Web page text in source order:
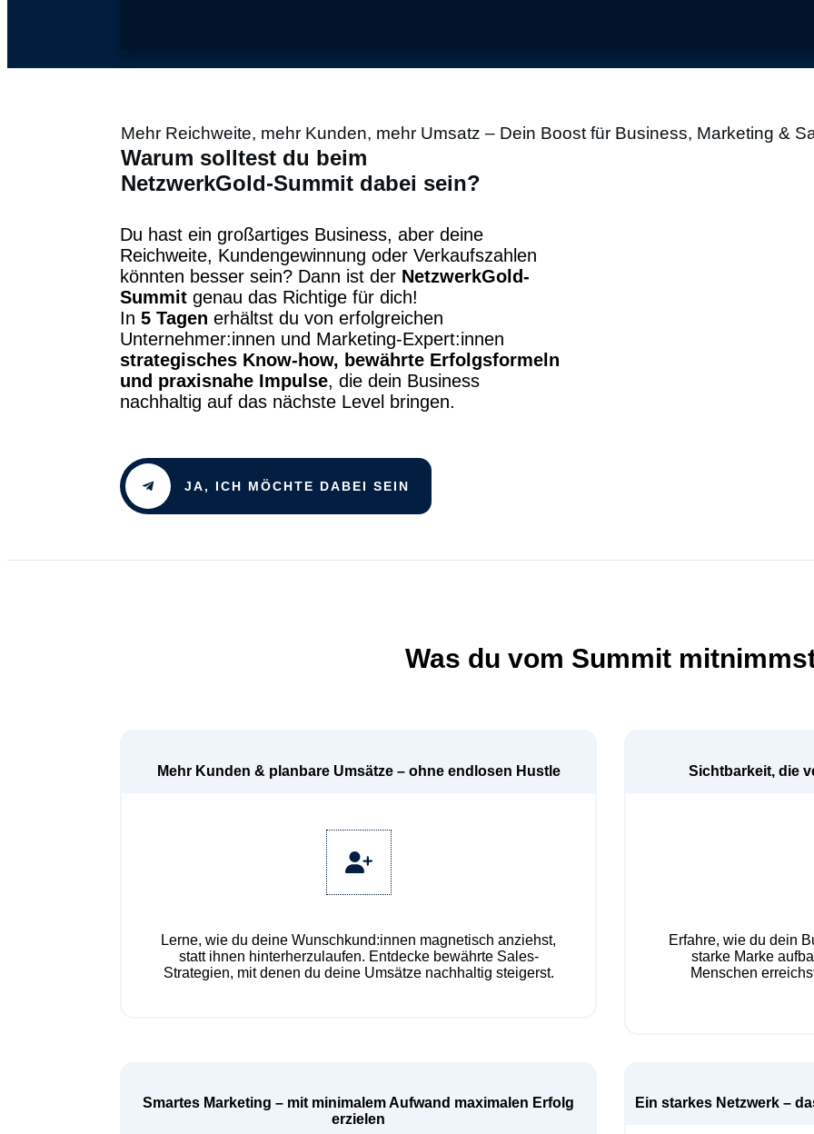
Mehr Reichweite, mehr Kunden, mehr Umsatz – Dein Boost für Business, Marketing &
Warum solltest du beim
NetzwerkGold-Summit dabei sein?
Du hast ein großartiges Business, aber deine
Reichweite, Kundengewinnung oder Verkaufszahlen
könnten besser sein? Dann ist der NetzwerkGold-
Summit genau das Richtige für dich!
In 5 Tagen erhältst du von erfolgreichen
Unternehmer:innen und Marketing-Expert:innen
strategisches Know-how, bewährte Erfolgsformeln
und praxisnahe Impulse, die dein Business
nachhaltig auf das nächste Level bringen.
JA, ICH MÖCHTE DABEI SEIN
Was du vom Summit
Mehr Kunden & planbare Umsätze – ohne endlosen Hustle
Lerne, wie du deine Wunschkund:innen magnetisch anziehst,
statt ihnen hinterherzulaufen. Entdecke bewährte Sales-
Strategien, mit denen du deine Umsätze nachhaltig steigerst.
Sichtbarkeit, die
Erfahre, wie du dein
starke Marke
Menschen
Smartes Marketing – mit minimalem Aufwand maximalen Erfolg
erzielen
Ein starkes Netzwerk –